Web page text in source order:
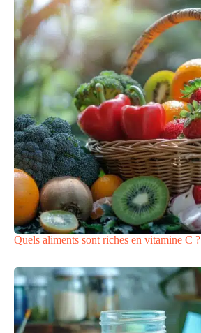
Quels aliments sont riches en vitamine C ?